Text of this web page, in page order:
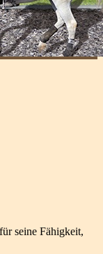
seine Fähigkeit,